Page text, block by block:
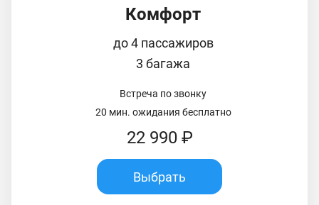
Комфорт
до 4 пассажиров
3 багажа
Встреча по звонку
20 мин. ожидания бесплатно
22 990 ₽
Выбрать